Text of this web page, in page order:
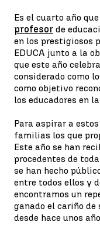
Es el cuarto año
profesor de
en los prestigiosos
EDUCA junto a la
que este año
considerado como
como objetivo
los educadores en
Para aspirar a
familias los que
Este año se han
procedentes de
se han hecho
entre todos ellos y
encontramos un
ganado el cariño de
desde hace unos